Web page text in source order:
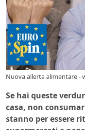
Nuova allerta alimentare -
Se hai queste
casa, non
stanno per essere